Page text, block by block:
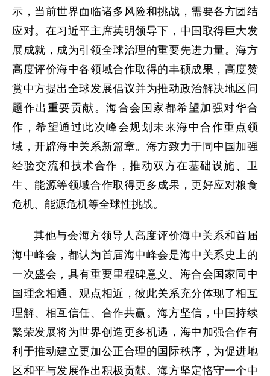
示，当前世界面临诸多风险和挑战，需要各方团结
应对。在习近平主席英明领导下，中国取得巨大发
展成就，成为引领全球治理的重要先进力量。海方
高度评价海中各领域合作取得的丰硕成果，高度赞
赏中方提出全球发展倡议并为推动政治解决地区问
题作出重要贡献。海合会国家都希望加强对华合
作，希望通过此次峰会规划未来海中合作重点领
域，开辟海中关系新篇章。海方致力于同中国加强
经验交流和技术合作，推动双方在基础设施、卫
生、能源等领域合作取得更多成果，更好应对粮食
危机、能源危机等全球性挑战。
其他与会海方领导人高度评价海中关系和首届
海中峰会，都认为首届海中峰会是海中关系史上的
一次盛会，具有重要里程碑意义。海合会国家同中
国理念相通、观点相近，彼此关系充分体现了相互
理解、相互信任、合作共赢。海方坚信，中国持续
繁荣发展将为世界创造更多机遇，海中加强合作有
利于推动建立更加公正合理的国际秩序，为促进地
区和平与发展作出积极贡献。海方坚定恪守一个中